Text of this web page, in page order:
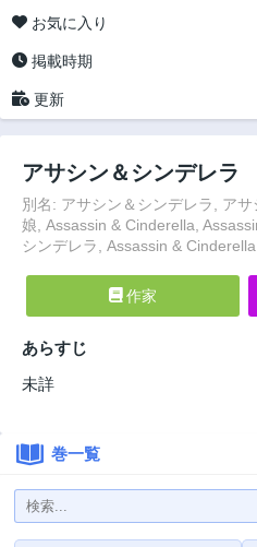
お気に入り
掲載時期
更新
アサシン＆シンデレラ
別名: アサシン＆シンデレラ, ア
娘, Assassin & Cinderella,
シンデレラ, Assassin & Cinderella
作家
あらすじ
未詳
巻一覧